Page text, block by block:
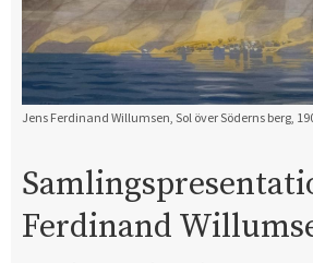
Jens Ferdinand Willumsen, Sol över Söderns berg,
Ferdinand